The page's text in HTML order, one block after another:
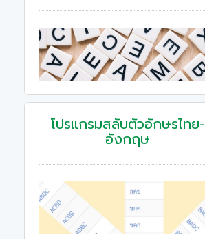
โปรแกรมสลับตัวอักษรไทย-
อังกฤษ